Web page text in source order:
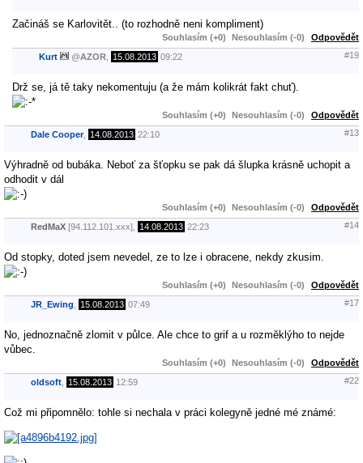
Začináš se Karlovitět.. (to rozhodně neni kompliment)
Souhlasím (+0) Nesouhlasím (-0) Odpovědět
Kurt @AZOR 15.08.2013 09:22 #19
Drž se, já tě taky nekomentuju (a že mám kolikrát fakt chuť).
Souhlasím (+0) Nesouhlasím (-0) Odpovědět
Dale Cooper, 14.08.2013 22:10 #13
Výhradně od bubáka. Neboť za šťopku se pak dá šlupka krásně uchopit a
odhodit v dál
Souhlasím (+0) Nesouhlasím (-0) Odpovědět
RedMaX [94.112.101.xxx], 14.08.2013 22:23 #14
Od stopky, doted jsem nevedel, ze to lze i obracene, nekdy zkusim.
Souhlasím (+0) Nesouhlasím (-0) Odpovědět
JR_Ewing 15.08.2013 07:49 #17
No, jednoznačně zlomit v půlce. Ale chce to grif a u rozměklýho to nejde
vůbec.
Souhlasím (+0) Nesouhlasím (-0) Odpovědět
oldsoft 15.08.2013 12:59 #22
Což mi připomnělo: tohle si nechala v práci kolegyně jedné mé známé: